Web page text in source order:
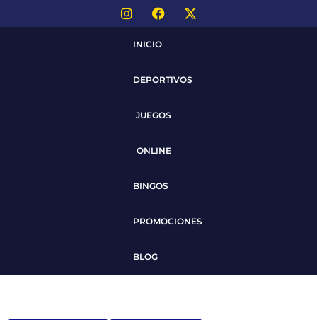
INICIO
DEPORTIVOS
JUEGOS
ONLINE
BINGOS
PROMOCIONES
BLOG